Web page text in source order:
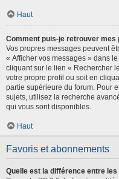
Haut
Comment puis-je retrouver
Vos propres messages peuvent
« Afficher vos messages » dans
cliquant sur le lien « Rechercher
votre propre profil ou soit en
partie supérieure du forum. Pour
sujets, utilisez la recherche
qui vous sont disponibles.
Haut
Favoris et abonnements
Quelle est la différence entre